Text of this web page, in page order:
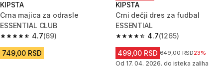
KIPSTA
Crna majica za odrasle
ESSENTIAL CLUB
4.7
4.7 od 5 zvezdica from 69 Recenzije
(69)
749,00 RSD
KIPSTA
Crni dečji dres za fudbal
ESSENTIAL
4.7
4.7 od 5 zvezdica from 1265
(1265)
499,00 RSD Cena pre sniženja
649,00 RSD23%
Od 17. 04. 2026. do isteka zaliha